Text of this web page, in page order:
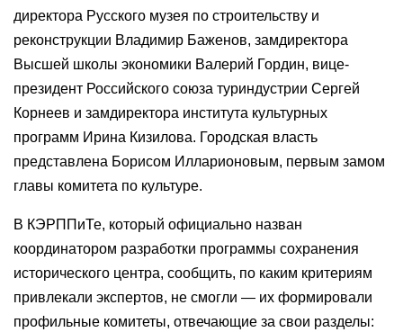
директора Русского музея по строительству и
реконструкции Владимир Баженов, замдиректора
Высшей школы экономики Валерий Гордин, вице-
президент Российского союза туриндустрии Сергей
Корнеев и замдиректора института культурных
программ Ирина Кизилова. Городская власть
представлена Борисом Илларионовым, первым замом
главы комитета по культуре.
В КЭРППиТе, который официально назван
координатором разработки программы сохранения
исторического центра, сообщить, по каким критериям
привлекали экспертов, не смогли — их формировали
профильные комитеты, отвечающие за свои разделы: